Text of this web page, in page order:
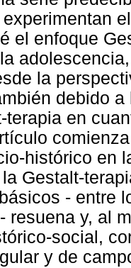
el enfoque
la
debido
terapia en
histórico en
Gestalt-
- entre
resuena y, al
social,
y de